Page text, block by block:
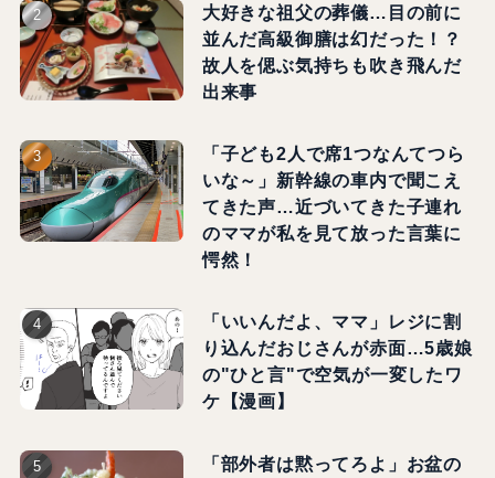
大好きな祖父の葬儀…目の前に
並んだ高級御膳は幻だった！？
故人を偲ぶ気持ちも吹き飛んだ
出来事
「子ども2人で席1つなんてつら
いな～」新幹線の車内で聞こえ
てきた声…近づいてきた子連れ
のママが私を見て放った言葉に
愕然！
「いいんだよ、ママ」レジに割
り込んだおじさんが赤面…5歳娘
の"ひと言"で空気が一変したワ
ケ【漫画】
「部外者は黙ってろよ」お盆の